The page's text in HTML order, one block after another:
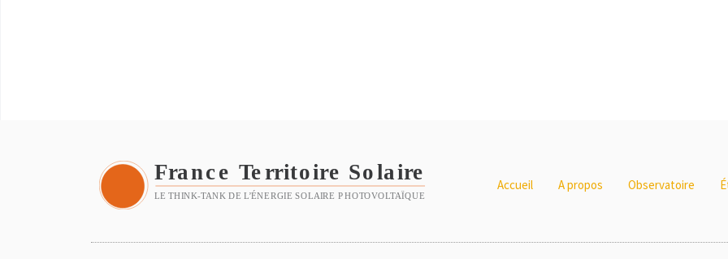
Accueil A propos Observatoire